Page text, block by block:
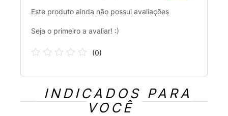
Este produto ainda não possui avaliações
Seja o primeiro a avaliar! :)
(0)
INDICADOS PARA
VOCÊ